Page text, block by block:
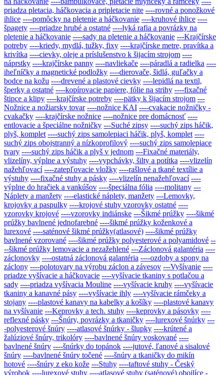
priadza pletacia, háčkovacia a pripletacie nite ----rovné a ponožkové
ihlice ----pomôcky na pletenie a háčkovanie ----kruhové ihlice ----
špagety ----priadze hrubé a ostatné ----lyká rafia a povrázky na
pletenie a háčkovanie ----sady na pletenie a háčkovanie ---Krajčírske
potreby ----kriedy, mydlá, tužky, fixy ----krajčírske metre, pravítka a
krivítka ----cievky, oleje a príslušenstvo k šijacím strojom ----
náprstky ----krajčírske panny ----navliekače ----páradlá a radielka ----
iheľníčky a magnetické podložky ----dierovače, šidlá, guľačky a
bodce na kožu ----drevené a plastové cievky ----lepidlá na textil,
šperky a ostatné ----kopírovacie papiere, fólie na strihy ----fixačné
štipce a klipy ----krajčírske potreby ----pätky k šijacím strojom ---
Nožnice a nožiarsky tovar ----nožnice KAI ----cvakacie nožničky -
cvakačky ----krajčírske nožnice ----nožnice pre domácnosť ----
entlovacie a špeciálne nožničky ---Suché zipsy ----suchý zips háčik,
plyš, komplet ----suchý zips samolepiaci háčik, plyš, komplet ----
suchý zips obojstranný a nízkoprofilový ----suchý zips samolepiace
tvary ----suchý zips háčik a plyš v jednom ---Fixačné materiály,
vlizelíny, výplne a výstuhy ----vypchávky, šilty a potítka ----vlizelín
nažehľovací ----zatepľovacie vložky ----rašlové a tkané textílie a
výstuhy ----fixačné stuhy a pásky ----vlizelín nenažehľovací ----
výplne do hračiek a vankúšov ----špeciálna fólia ----molitany ---
Náplety a manžety ----elastické náplety, manžety ---Lemovky,
krojovky a paspulky ----krojové stuhy vzorovky ostatné ----
vzorovky krojové ----vzorovky indiánske ---Šikmé prúžky ----šikmé
prúžky bavlnené jednofarebné ----šikmé prúžky koženkové a
lurexové ----saténové šikmé prúžky(atlasové) ----šikmé prúžky
bavlnené vzorované ----šikmé prúžky polyesterové a polyamidové --
--šikmé prúžky lemovacie a nezažehlené ---Záclonová galantéria ----
záclonovky ----ostatná záclonová galantéria ----ozdoby a spony na
záclony ----polotovary na výrobu záclon a závesov ---Vyšívanie ----
priadze vyšívacie a háčkovacie ----vyšívacie tkaniny s potlačou a
sady ----priadza vyšívacia Mouline ----vyšívacie kruhy ----vyšívacie
tkaniny a kanavné pásy ----vyšívacie ihly ----vyšívacie rámčeky a
stojany ----plastové kanavy na kabelky a košíky ----plastové kanavy
na vyšívanie ---Keprovky a tech. stuhy ----keprovky a pásovky ----
reflexné pásky ---Šnúry, povrázky a tkaničky ----lurexové šnúrky ---
-polyesterové šnúry ----atlasové šnúrky - šlupky ----krútené a
žalúziové šnúry, trikolóry ----bavlnené šnúry voskované ----
bavlnené šnúry ----šnúrky do topánok ----jutové, ľanové a sisalové
šnúry ----bavlnené šnúry točené ----šnúry a tkaničky do mikín
hotové ----šnúry z eko kože ---Stuhy ----taftové stuhy - Český
výrobok ----lurexové stuhy ----atlasové stuhy (saténové) obojlíce -